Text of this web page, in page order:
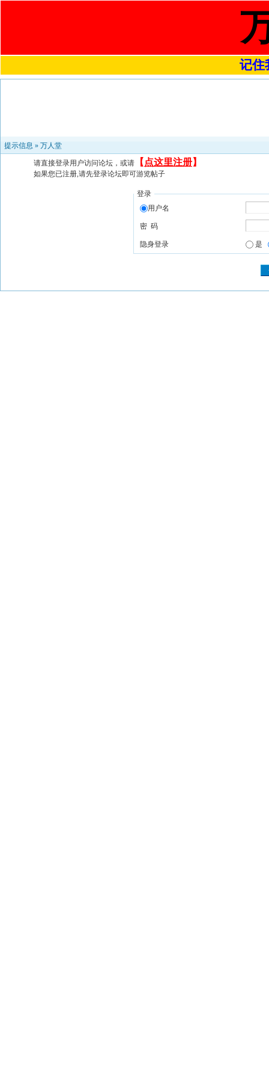
记住
提示信息 » 万人堂
请直接登录用户访问论坛，或请 【 点这里注册】
如果您已注册,请先登录论坛即可游览帖子
登录
用户名
密 码
隐身登录 是